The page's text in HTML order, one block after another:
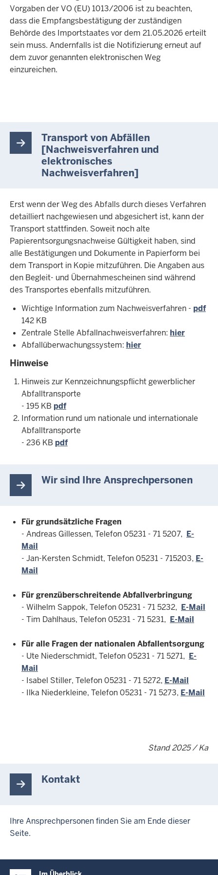
Vorgaben der VO (EU) 1013/2006 ist zu beachten,
dass die Empfangsbestätigung der zuständigen
Behörde des Importstaates vor dem 21.05.2026 erteilt
sein muss. Andernfalls ist die Notifizierung erneut auf
dem zuvor genannten elektronischen Weg
einzureichen.
Transport von Abfällen
[Nachweisverfahren und
elektronisches
Nachweisverfahren]
Erst wenn der Weg des Abfalls durch dieses Verfahren
detailliert nachgewiesen und abgesichert ist, kann der
Transport stattfinden. Soweit noch alte
Papierentsorgungsnachweise Gültigkeit haben, sind
alle Bestätigungen und Dokumente in Papierform bei
dem Transport in Kopie mitzuführen. Die Angaben aus
den Begleit- und Übernahmescheinen sind während
des Transportes ebenfalls mitzuführen.
Wichtige Information zum Nachweisverfahren - pdf
142 KB
Zentrale Stelle Abfallnachweisverfahren: hier
Abfallüberwachungssystem: hier
Hinweise
Hinweis zur Kennzeichnungspflicht gewerblicher
Abfalltransporte
- 195 KB pdf
Information rund um nationale und internationale
Abfalltransporte
- 236 KB pdf
Wir sind Ihre Ansprechpersonen
Fürgrundsätzliche Fragen
- Andreas Gillessen, Telefon 05231 - 71 5207, E-
Mail
- Jan-Kersten Schmidt, Telefon 05231 - 715203, E-
Mail
Fürgrenzüberschreitende Abfallverbringung
- Wilhelm Sappok, Telefon 05231 - 71 5232, E-Mail
- Tim Dahlhaus, Telefon 05231 - 71 5231, E-Mail
Für alle Fragen der nationalen Abfallentsorgung
- Ute Niederschmidt, Telefon 05231 - 71 5271, E-
Mail
- Isabel Stiller, Telefon 05231 - 71 5272, E-Mail
- Ilka Niederkleine, Telefon 05231 - 71 5273, E-Mail
Stand 2025 / Ka
Kontakt
Ihre Ansprechpersonen finden Sie am Ende dieser
Seite.